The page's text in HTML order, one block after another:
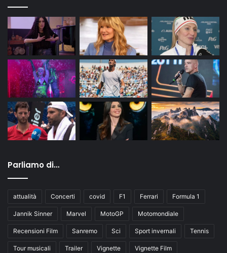
Parliamo di…
attualità Concerti covid F1 Ferrari Formula 1
Jannik Sinner Marvel MotoGP Motomondiale
Recensioni Film Sanremo Sci Sport invernali Tennis
Tour musicali Trailer Vignette Vignette Film